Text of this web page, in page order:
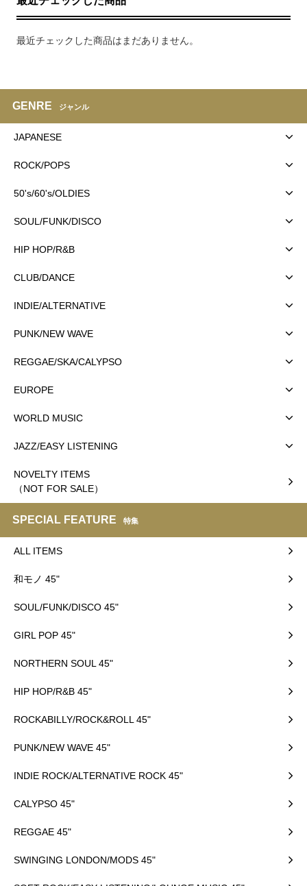
最近チェックした商品はまだありません。
GENRE ジャンル
JAPANESE
ROCK/POPS
50's/60's/OLDIES
SOUL/FUNK/DISCO
HIP HOP/R&B
CLUB/DANCE
INDIE/ALTERNATIVE
PUNK/NEW WAVE
REGGAE/SKA/CALYPSO
EUROPE
WORLD MUSIC
JAZZ/EASY LISTENING
NOVELTY ITEMS
（NOT FOR SALE）
SPECIAL FEATURE 特集
ALL ITEMS
和モノ 45"
SOUL/FUNK/DISCO 45"
GIRL POP 45"
NORTHERN SOUL 45"
HIP HOP/R&B 45"
ROCKABILLY/ROCK&ROLL 45"
PUNK/NEW WAVE 45"
INDIE ROCK/ALTERNATIVE ROCK 45"
CALYPSO 45"
REGGAE 45"
SWINGING LONDON/MODS 45"